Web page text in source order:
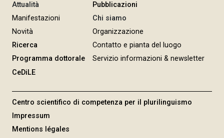
Attualità
Manifestazioni
Novità
Ricerca
Programma dottorale
CeDiLE
Pubblicazioni
Chi siamo
Organizzazione
Contatto e pianta del luogo
Servizio informazioni & newsletter
Centro scientifico di competenza per il plurilinguismo
Impressum
Mentions légales